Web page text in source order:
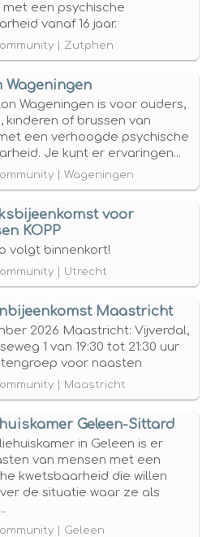
met een psychische
vanaf 16 jaar.
| Zutphen
Wageningen
Wageningen is voor ouders,
kinderen of brussen van
een verhoogde psychische
Je kunt er ervaringen...
| Wageningen
voor
KOPP
volgt binnenkort!
| Utrecht
Maastricht
2026 Maastricht: Vijverdal,
1 van 19:30 tot 21:30 uur
voor naasten
| Maastricht
Geleen-Sittard
in Geleen is er
van mensen met een
kwetsbaarheid die willen
de situatie waar ze als
| Geleen